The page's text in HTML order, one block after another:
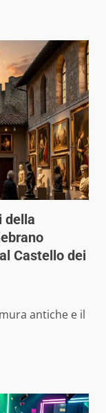
della
Castello dei
antiche e il